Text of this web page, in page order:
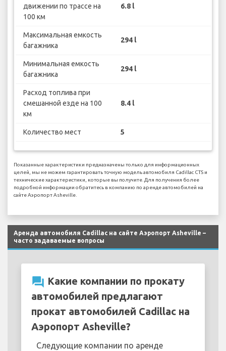
движении по трассе на
100 км
6.8 l
Максимальная емкость
багажника
294 l
Минимальная емкость
багажника
294 l
Расход топлива при
смешанной езде на 100
км
8.4 l
Количество мест 5
Показанные характеристики предназначены только для информационных
целей, мы не можем гарантировать точную модель автомобиля Cadillac CTS и
технические характеристики, которые вы получите. Для получения более
подробной информации обратитесь в компанию по аренде автомобилей на
сайте Аэропорт Asheville.
Аренда автомобиля Cadillac на сайте Аэропорт Asheville –
часто задаваемые вопросы
question_answer Какие компании по прокату
автомобилей предлагают
прокат автомобилей Cadillac на
Аэропорт Asheville?
Следующие компании по аренде